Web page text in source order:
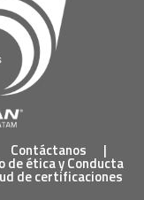
Contáctanos |
de ética y Conducta
de certificaciones